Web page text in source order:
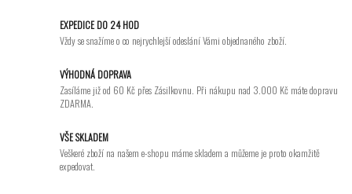
EXPEDICE DO 24 HOD
Vždy se snažíme o co nejrychlejší odeslání Vámi objednaného zboží.
VÝHODNÁ DOPRAVA
Zasíláme již od 60 Kč přes Zásilkovnu. Při nákupu nad 3.000 Kč máte dopravu
ZDARMA.
VŠE SKLADEM
Veškeré zboží na našem e-shopu máme skladem a můžeme je proto okamžitě
expedovat.